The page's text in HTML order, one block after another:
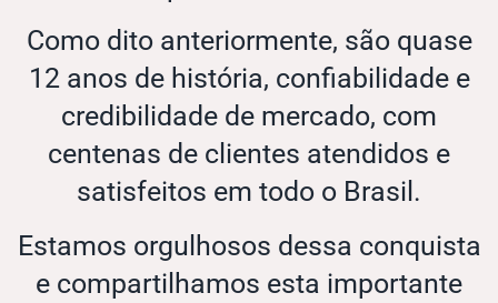
Como dito anteriormente, são quase
12 anos de história, confiabilidade e
credibilidade de mercado, com
centenas de clientes atendidos e
satisfeitos em todo o Brasil.
Estamos orgulhosos dessa conquista
e compartilhamos esta importante